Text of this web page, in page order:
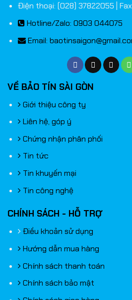
Điện thoại: (028) 37822055 |
Hotline/Zalo: 0903 044075
Email:
VỀ BẢO TÍN SÀI GÒN
Giới thiệu công ty
Liên hệ, góp ý
Chứng nhận phân phối
Tin tức
Tin khuyến mại
Tin công nghệ
CHÍNH SÁCH - HỖ TRỢ
Điều khoản sử dụng
Hướng dẫn mua hàng
Chính sách thanh toán
Chính sách bảo mật